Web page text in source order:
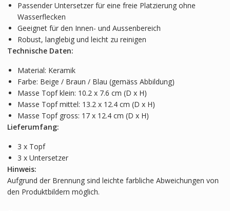
Passender Untersetzer für eine freie Platzierung ohne
Wasserflecken
Geeignet für den Innen- und Aussenbereich
Robust, langlebig und leicht zu reinigen
Technische Daten:
Material: Keramik
Farbe: Beige / Braun / Blau (gemäss Abbildung)
Masse Topf klein: 10.2 x 7.6 cm (D x H)
Masse Topf mittel: 13.2 x 12.4 cm (D x H)
Masse Topf gross: 17 x 12.4 cm (D x H)
Lieferumfang:
3 x Topf
3 x Untersetzer
Hinweis:
Aufgrund der Brennung sind leichte farbliche Abweichungen von
den Produktbildern möglich.